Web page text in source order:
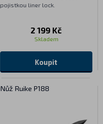
pojistkou liner lock.
2 199 Kč
Skladem
Koupit
Nůž Ruike P188